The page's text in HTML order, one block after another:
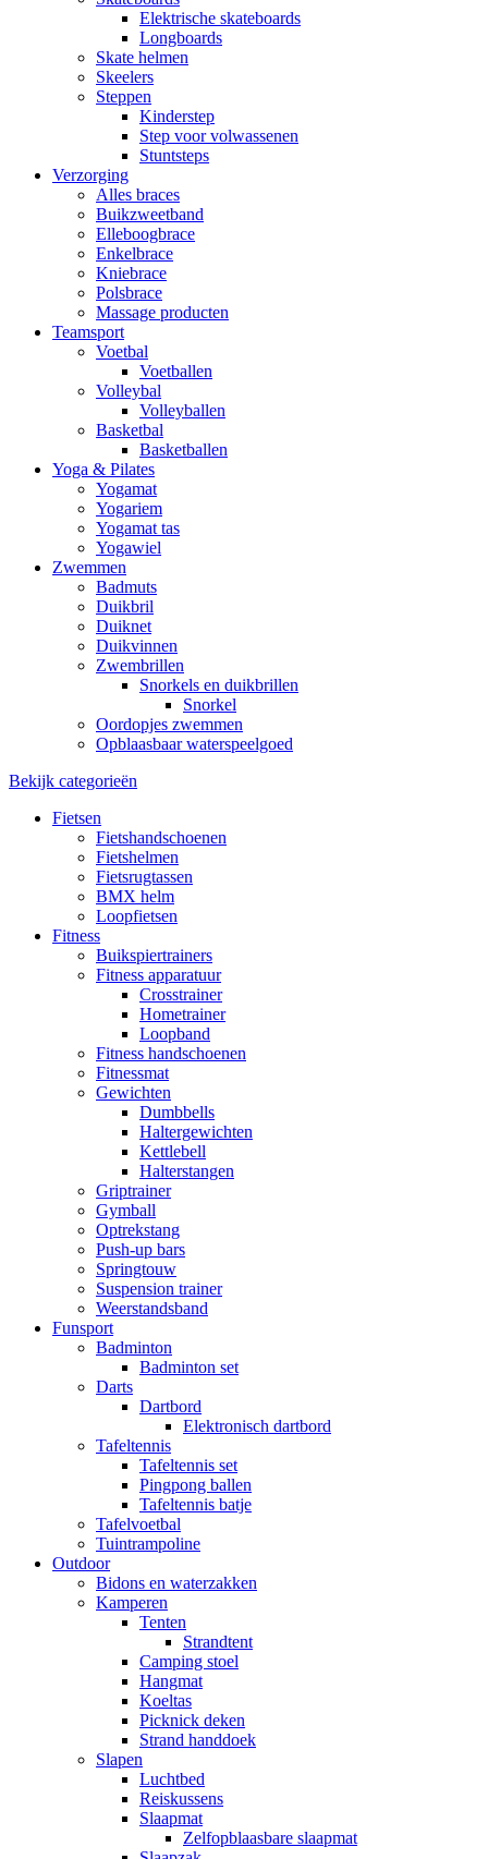
Elektrische skateboards
Longboards
Skate helmen
Skeelers
Steppen
Kinderstep
Step voor volwassenen
Stuntsteps
Verzorging
Alles braces
Buikzweetband
Elleboogbrace
Enkelbrace
Kniebrace
Polsbrace
Massage producten
Teamsport
Voetbal
Voetballen
Volleybal
Volleyballen
Basketbal
Basketballen
Yoga & Pilates
Yogamat
Yogariem
Yogamat tas
Yogawiel
Zwemmen
Badmuts
Duikbril
Duiknet
Duikvinnen
Zwembrillen
Snorkels en duikbrillen
Snorkel
Oordopjes zwemmen
Opblaasbaar waterspeelgoed
Bekijk categorieën
Fietsen
Fietshandschoenen
Fietshelmen
Fietsrugtassen
BMX helm
Loopfietsen
Fitness
Buikspiertrainers
Fitness apparatuur
Crosstrainer
Hometrainer
Loopband
Fitness handschoenen
Fitnessmat
Gewichten
Dumbbells
Haltergewichten
Kettlebell
Halterstangen
Griptrainer
Gymball
Optrekstang
Push-up bars
Springtouw
Suspension trainer
Weerstandsband
Funsport
Badminton
Badminton set
Darts
Dartbord
Elektronisch dartbord
Tafeltennis
Tafeltennis set
Pingpong ballen
Tafeltennis batje
Tafelvoetbal
Tuintrampoline
Outdoor
Bidons en waterzakken
Kamperen
Tenten
Strandtent
Camping stoel
Hangmat
Koeltas
Picknick deken
Strand handdoek
Slapen
Luchtbed
Reiskussens
Slaapmat
Zelfopblaasbare slaapmat